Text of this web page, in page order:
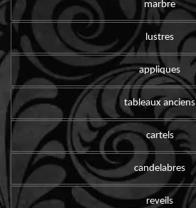
marbre
lustres
appliques
tableaux anciens
cartels
candelabres
reveils